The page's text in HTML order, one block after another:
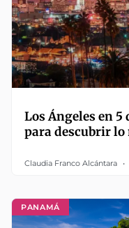
Los Ángeles en
para descubrir lo
Claudia Franco Alcántara
PANAMÁ